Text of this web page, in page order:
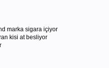
marka sigara içiyor
kisi at besliyor